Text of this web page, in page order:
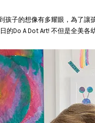
子的想像有多耀眼，為了
Do A Dot Art! 不但是全美